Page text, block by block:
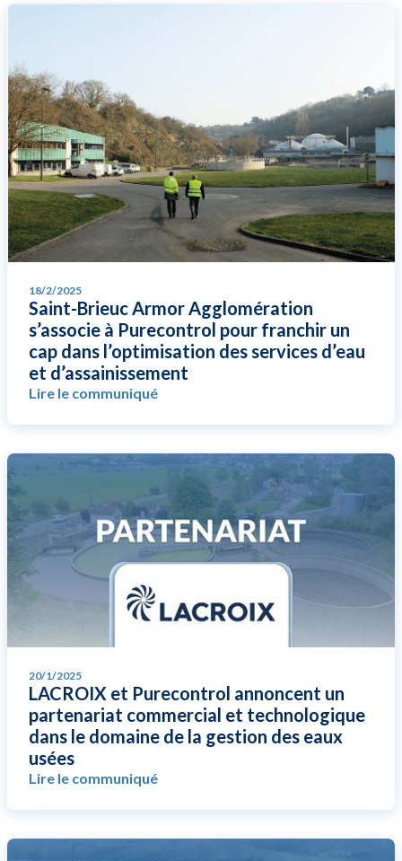
18/2/2025
Saint-Brieuc Armor Agglomération
s’associe à Purecontrol pour franchir un
cap dans l’optimisation des services d’eau
et d’assainissement
Lire le communiqué
20/1/2025
LACROIX et Purecontrol annoncent un
partenariat commercial et technologique
dans le domaine de la gestion des eaux
usées
Lire le communiqué